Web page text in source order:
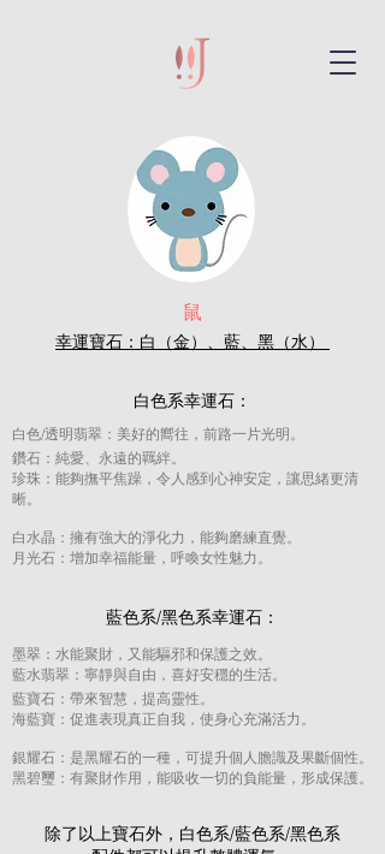
鼠
幸運寶石：白（金）、 藍、黑 （水）
白色系幸運石：
白色/透明翡翠：美好的嚮往，前路一片光明。
鑽石：純愛、永遠的羈絆。
珍珠： 能夠撫平焦躁，令人感到心神安定，讓思緒更清
晰。
白水晶：擁有強大的淨化力，能夠磨練直覺。
月光石：增加幸福能量，呼喚女性魅力。
藍色系/黑色系幸運石：
墨翠：水能聚財，又能驅邪和保護之效。
藍水翡翠：寧靜與自由，喜好安穩的生活。
藍寶石：帶來智慧，提高靈性。
海藍寶：促進表現真正自我，使身心充滿活力。
​銀耀石：是黑耀石的一種，可提升個人膽識及果斷個性。
黑碧璽：有聚財作用，能吸收一切的負能量，形成保護。
​除了以上寶石外，白色系/藍色系/黑色系